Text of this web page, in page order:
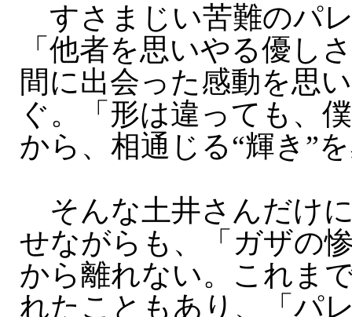
すさまじい苦難のパ
「他者を思いやる優し
間に出会った感動を思
ぐ。「形は違っても、
から、相通じる“輝き”
そんな土井さんだけ
せながらも、「ガザの
から離れない。これま
れたこともあり、「パ